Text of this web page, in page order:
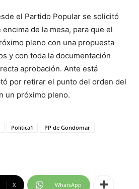
el Partido Popular se solicitó
de la mesa, para que el
pleno con una propuesta
y con toda la documentación
aprobación. Ante está
por retirar el punto del orden del
un próximo pleno.
Politica1 PP de Gondomar
X WhatsApp